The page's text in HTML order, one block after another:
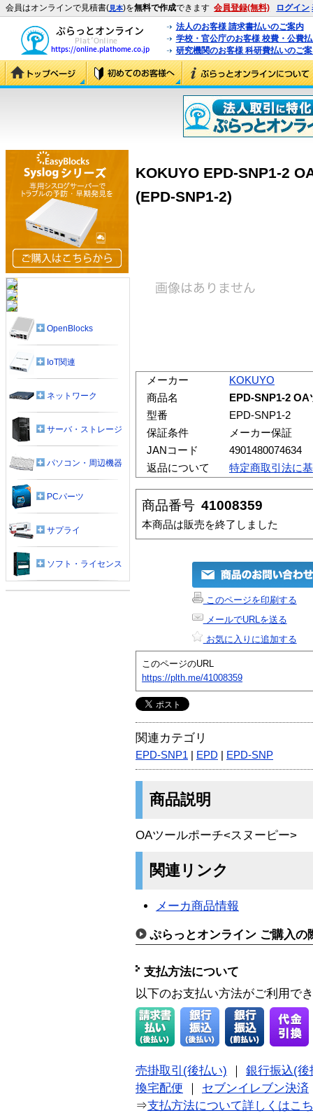
会員はオンラインで見積書(見本)を無料で作成できます 会員登録(無料) ログイン
法人のお客様 請求書払いのご案内
学校・官公庁のお客様 校費・公費
研究機関のお客様 科研費払いのご
KOKUYO EPD-SNP1-2
(EPD-SNP1-2)
メーカー
KOKUYO
商品名
EPD-SNP1-2
型番
EPD-SNP1-2
保証条件
メーカー保証
JANコード
4901480074634
返品について
特定商取引法に
商品番号 41008359
本商品は販売を終了しました
このページを印刷する
メールでURLを送る
お気に入りに追加する
このページのURL
https://plth.me/41008359
関連カテゴリ
EPD-SNP1 EPD EPD-SNP
商品説明
OAツールポーチ<スヌーピー>
関連リンク
メーカ商品情報
ぷらっとオンライン ご購入の
支払方法について
以下のお支払い方法がご利用で
売掛取引(後払い)
銀行振込(後
換宅配便
セブンイレブン決済
⇒支払方法について詳しくはこ
OpenBlocks
IoT関連
ネットワーク
サーバ・ストレージ
パソコン・周辺機器
PCパーツ
サプライ
ソフト・ライセンス